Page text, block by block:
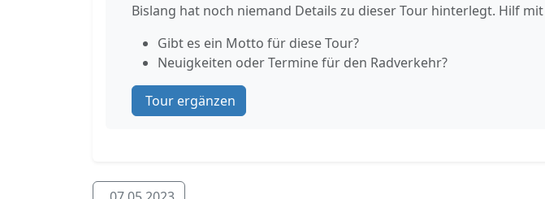
Bislang hat noch niemand Details zu dieser Tour hinterlegt. Hilf
Gibt es ein Motto für diese Tour?
Neuigkeiten oder Termine für den Radverkehr?
Tour ergänzen